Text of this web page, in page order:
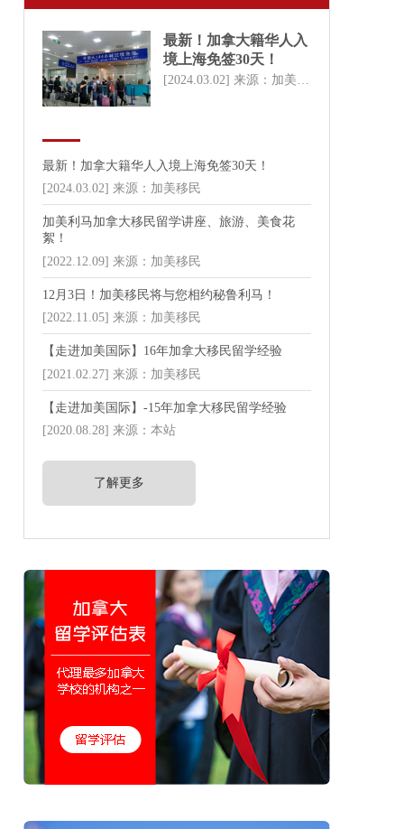
最新！加拿大籍华人入
境上海免签30天！
[2024.03.02] 来源：加美移民
最新！加拿大籍华人入境上海免签30天！
[2024.03.02] 来源：加美移民
加美利马加拿大移民留学讲座、旅游、美食花
絮！
[2022.12.09] 来源：加美移民
12月3日！加美移民将与您相约秘鲁利马！
[2022.11.05] 来源：加美移民
【走进加美国际】16年加拿大移民留学经验
[2021.02.27] 来源：加美移民
【走进加美国际】-15年加拿大移民留学经验
[2020.08.28] 来源：本站
了解更多